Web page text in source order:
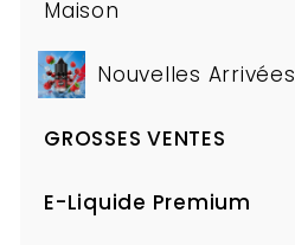
Maison
Nouvelles Arrivées
GROSSES VENTES
le
E-Liquide Premium
Ouvrir